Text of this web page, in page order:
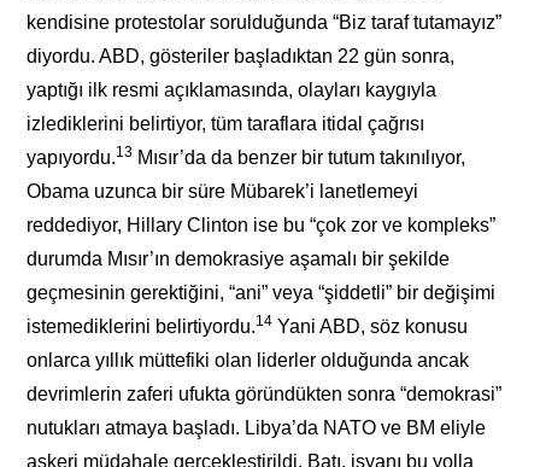
kendisine protestolar sorulduğunda “Biz taraf tutamayız”
diyordu. ABD, gösteriler başladıktan 22 gün sonra,
yaptığı ilk resmi açıklamasında, olayları kaygıyla
izlediklerini belirtiyor, tüm taraflara itidal çağrısı
yapıyordu.13 Mısır’da da benzer bir tutum takınılıyor,
Obama uzunca bir süre Mübarek’i lanetlemeyi
reddediyor, Hillary Clinton ise bu “çok zor ve kompleks”
durumda Mısır’ın demokrasiye aşamalı bir şekilde
geçmesinin gerektiğini, “ani” veya “şiddetli” bir değişimi
istemediklerini belirtiyordu.14 Yani ABD, söz konusu
onlarca yıllık müttefiki olan liderler olduğunda ancak
devrimlerin zaferi ufukta göründükten sonra “demokrasi”
nutukları atmaya başladı. Libya’da NATO ve BM eliyle
askeri müdahale gerçekleştirildi, Batı, isyanı bu yolla